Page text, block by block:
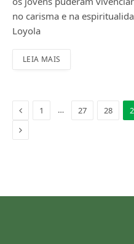
no carisma e na
Loyola
LEIA MAIS
Anterior
1 … 27 28
Próximo